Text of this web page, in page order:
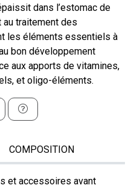
dans l’estomac de
traitement des
les éléments essentiels à
bon développement
aux apports de vitamines,
et oligo-éléments.
COMPOSITION
et accessoires avant